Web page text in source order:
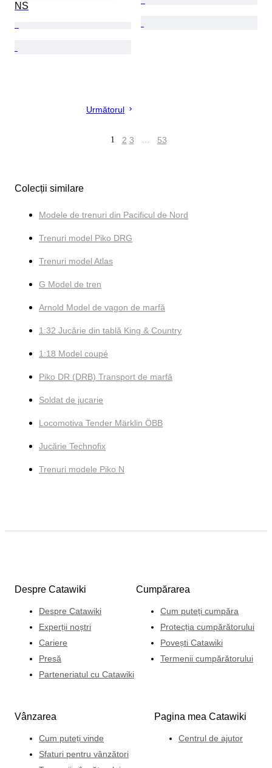
NS
Următorul
1 2 3 … 53
Colecții similare
Modele de trenuri din Pacificul de Nord
Trenuri model Piko DRG
Trenuri model Atlas
G Model de tren
Arnold Model de vagon de marfă
1:32 Jucărie din tablă King & Country
1:18 Model coupé
Piko DR (DRB) Transport de marfă
Soldat de jucarie
Locomotiva Tender Märklin ÖBB
Jucărie Technofix
Trenuri modele Piko N
Despre Catawiki
Despre Catawiki
Experții noștri
Cariere
Presă
Parteneriatul cu Catawiki
Cumpărarea
Cum puteți cumpăra
Protecția cumpărătorului
Povești Catawiki
Termenii cumpărătorului
Vânzarea
Cum puteți vinde
Sfaturi pentru vânzători
Pagina mea Catawiki
Centrul de ajutor